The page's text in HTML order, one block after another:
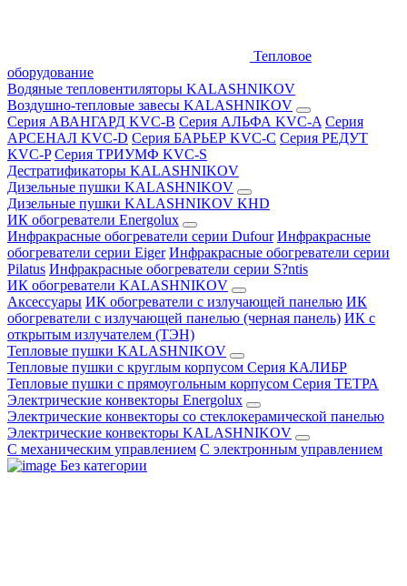
Тепловое
оборудование
Водяные тепловентиляторы KALASHNIKOV
Воздушно-тепловые завесы KALASHNIKOV
Серия АВАНГАРД KVC-B Серия АЛЬФА KVC-A Серия
АРСЕНАЛ KVC-D Серия БАРЬЕР KVC-C Серия РЕДУТ
KVC-P Серия ТРИУМФ KVC-S
Дестратификаторы KALASHNIKOV
Дизельные пушки KALASHNIKOV
Дизельные пушки KALASHNIKOV KHD
ИК обогреватели Energolux
Инфракрасные обогреватели серии Dufour Инфракрасные
обогреватели серии Eiger Инфракрасные обогреватели серии
Pilatus Инфракрасные обогреватели серии S?ntis
ИК обогреватели KALASHNIKOV
Аксессуары ИК обогреватели с излучающей панелью ИК
обогреватели с излучающей панелью (черная панель) ИК с
открытым излучателем (ТЭН)
Тепловые пушки KALASHNIKOV
Тепловые пушки с круглым корпусом Серия КАЛИБР
Тепловые пушки с прямоугольным корпусом Серия ТЕТРА
Электрические конвекторы Energolux
Электрические конвекторы со стеклокерамической панелью
Электрические конвекторы KALASHNIKOV
С механическим управлением С электронным управлением
Без категории